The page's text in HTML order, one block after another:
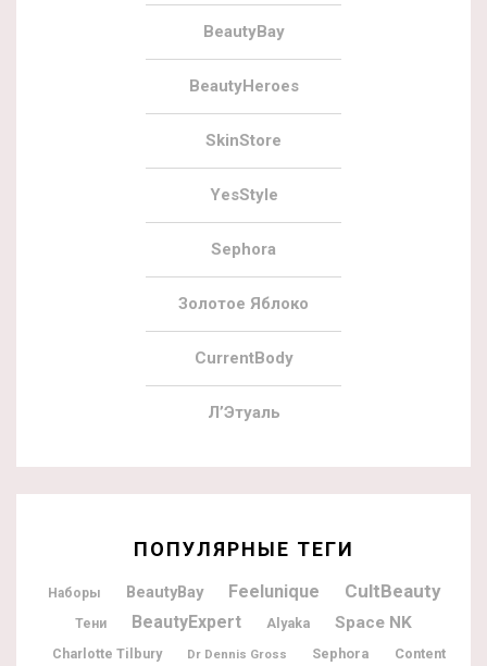
BeautyBay
BeautyHeroes
SkinStore
YesStyle
Sephora
Золотое Яблоко
CurrentBody
Л’Этуаль
ПОПУЛЯРНЫЕ ТЕГИ
Наборы BeautyBay Feelunique CultBeauty
Тени BeautyExpert Alyaka Space NK
Charlotte Tilbury Dr Dennis Gross Sephora
Content